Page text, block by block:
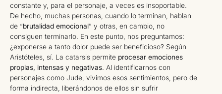
constante y, para el personaje, a veces es insoportable.
De hecho, muchas personas, cuando lo terminan, hablan
de “brutalidad emocional” y otras, en cambio, no
consiguen terminarlo. En este punto, nos preguntamos:
¿exponerse a tanto dolor puede ser beneficioso? Según
Aristóteles, sí. La catarsis permite procesar emociones
propias, intensas y negativas. Al identificarnos con
personajes como Jude, vivimos esos sentimientos, pero de
forma indirecta, liberándonos de ellos sin sufrir